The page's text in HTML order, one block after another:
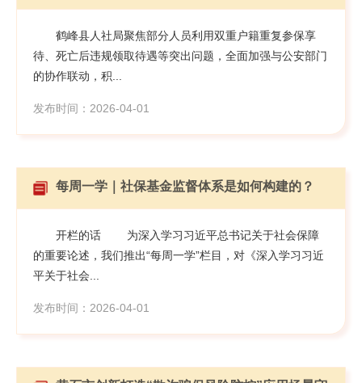
鹤峰县人社局聚焦部分人员利用双重户籍重复参保享
待、死亡后违规领取待遇等突出问题，全面加强与公安部门
的协作联动，积...
发布时间：2026-04-01
每周一学｜社保基金监督体系是如何构建的？
开栏的话 为深入学习习近平总书记关于社会保障
的重要论述，我们推出“每周一学”栏目，对《深入学习习近
平关于社会...
发布时间：2026-04-01